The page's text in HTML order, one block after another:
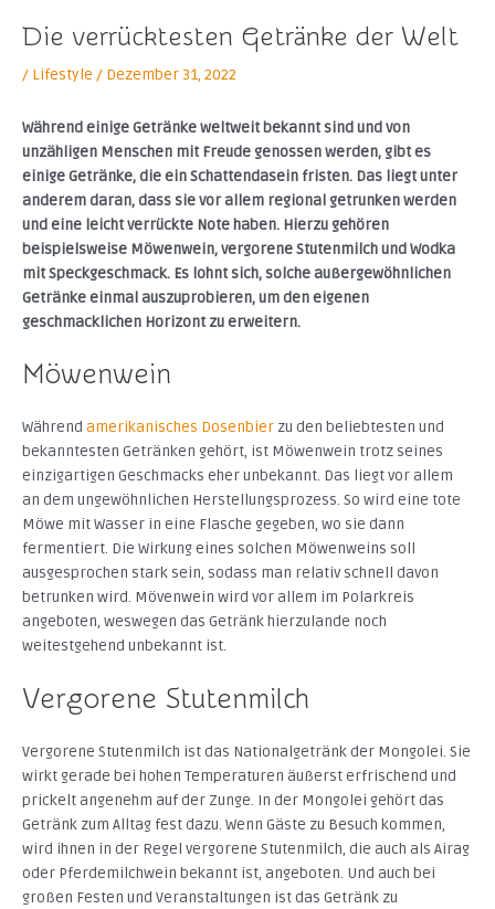
Die verrücktesten Getränke der Welt
/ Lifestyle / Dezember 31, 2022
Während einige Getränke weltweit bekannt sind und von
unzähligen Menschen mit Freude genossen werden, gibt es
einige Getränke, die ein Schattendasein fristen. Das liegt unter
anderem daran, dass sie vor allem regional getrunken werden
und eine leicht verrückte Note haben. Hierzu gehören
beispielsweise Möwenwein, vergorene Stutenmilch und Wodka
mit Speckgeschmack. Es lohnt sich, solche außergewöhnlichen
Getränke einmal auszuprobieren, um den eigenen
geschmacklichen Horizont zu erweitern.
Möwenwein
Während amerikanisches Dosenbier zu den beliebtesten und
bekanntesten Getränken gehört, ist Möwenwein trotz seines
einzigartigen Geschmacks eher unbekannt. Das liegt vor allem
an dem ungewöhnlichen Herstellungsprozess. So wird eine tote
Möwe mit Wasser in eine Flasche gegeben, wo sie dann
fermentiert. Die Wirkung eines solchen Möwenweins soll
ausgesprochen stark sein, sodass man relativ schnell davon
betrunken wird. Mövenwein wird vor allem im Polarkreis
angeboten, weswegen das Getränk hierzulande noch
weitestgehend unbekannt ist.
Vergorene Stutenmilch
Vergorene Stutenmilch ist das Nationalgetränk der Mongolei. Sie
wirkt gerade bei hohen Temperaturen äußerst erfrischend und
prickelt angenehm auf der Zunge. In der Mongolei gehört das
Getränk zum Alltag fest dazu. Wenn Gäste zu Besuch kommen,
wird ihnen in der Regel vergorene Stutenmilch, die auch als Airag
oder Pferdemilchwein bekannt ist, angeboten. Und auch bei
großen Festen und Veranstaltungen ist das Getränk zu